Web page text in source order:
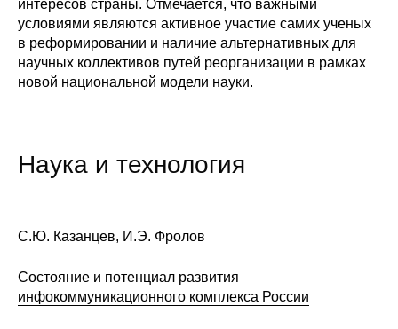
Информация для авторов
Общие требования
Научные труды
Редакционная этика
интересов страны. Отмечается, что важными
условиями являются активное участие самих ученых
в реформировании и наличие альтернативных для
научных коллективов путей реорганизации в рамках
новой национальной модели науки.
Наука и технология
С.Ю. Казанцев, И.Э. Фролов
Состояние и потенциал развития
инфокоммуникационного комплекса России